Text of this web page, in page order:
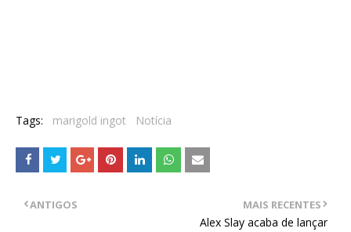
Tags: marigold ingot Notícia
MAIS RECENTES
Alex Slay acaba de lançar
ANTIGOS